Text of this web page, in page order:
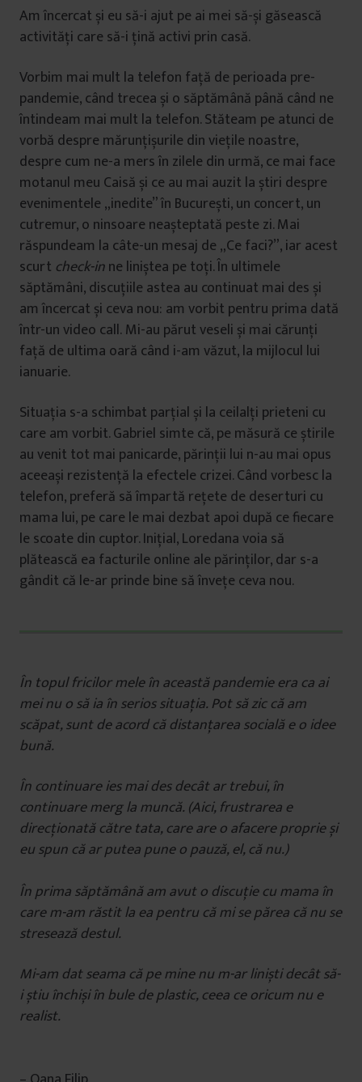
Am încercat și eu să-i ajut pe ai mei să-și găsească
activități care să-i țină activi prin casă.
Vorbim mai mult la telefon față de perioada pre-
pandemie, când trecea și o săptămână până când ne
întindeam mai mult la telefon. Stăteam pe atunci de
vorbă despre mărunțișurile din viețile noastre,
despre cum ne-a mers în zilele din urmă, ce mai face
motanul meu Caisă și ce au mai auzit la știri despre
evenimentele „inedite” în București, un concert, un
cutremur, o ninsoare neașteptată peste zi. Mai
răspundeam la câte-un mesaj de „Ce faci?”, iar acest
scurt check-inne liniștea pe toți. În ultimele
săptămâni, discuțiile astea au continuat mai des și
am încercat și ceva nou: am vorbit pentru prima dată
într-un video call. Mi-au părut veseli și mai cărunți
față de ultima oară când i-am văzut, la mijlocul lui
ianuarie.
Situația s-a schimbat parțial și la ceilalți prieteni cu
care am vorbit. Gabriel simte că, pe măsură ce știrile
au venit tot mai panicarde, părinții lui n-au mai opus
aceeași rezistență la efectele crizei. Când vorbesc la
telefon, preferă să împartă rețete de deserturi cu
mama lui, pe care le mai dezbat apoi după ce fiecare
le scoate din cuptor. Inițial, Loredana voia să
plătească ea facturile online ale părinților, dar s-a
gândit că le-ar prinde bine să învețe ceva nou.
În topul fricilor mele în această pandemie era ca ai
mei nu o să ia în serios situația. Pot să zic că am
scăpat, sunt de acord că distanțarea socială e o idee
bună.
În continuare ies mai des decât ar trebui, în
continuare merg la muncă. (Aici, frustrarea e
direcționată către tata, care are o afacere proprie și
eu spun că ar putea pune o pauză, el, că nu.)
În prima săptămână am avut o discuție cu mama în
care m-am răstit la ea pentru că mi se părea că nu se
stresează destul.
Mi-am dat seama că pe mine nu m-ar liniști decât să-
i știu închiși în bule de plastic, ceea ce oricum nu e
realist.